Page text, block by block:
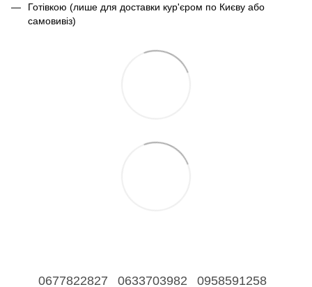
Готівкою (лише для доставки кур'єром по Києву або
самовивіз)
0677822827 0633703982 0958591258